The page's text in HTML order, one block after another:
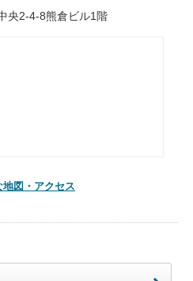
央2-4-8熊倉ビル1階
地図・アクセス